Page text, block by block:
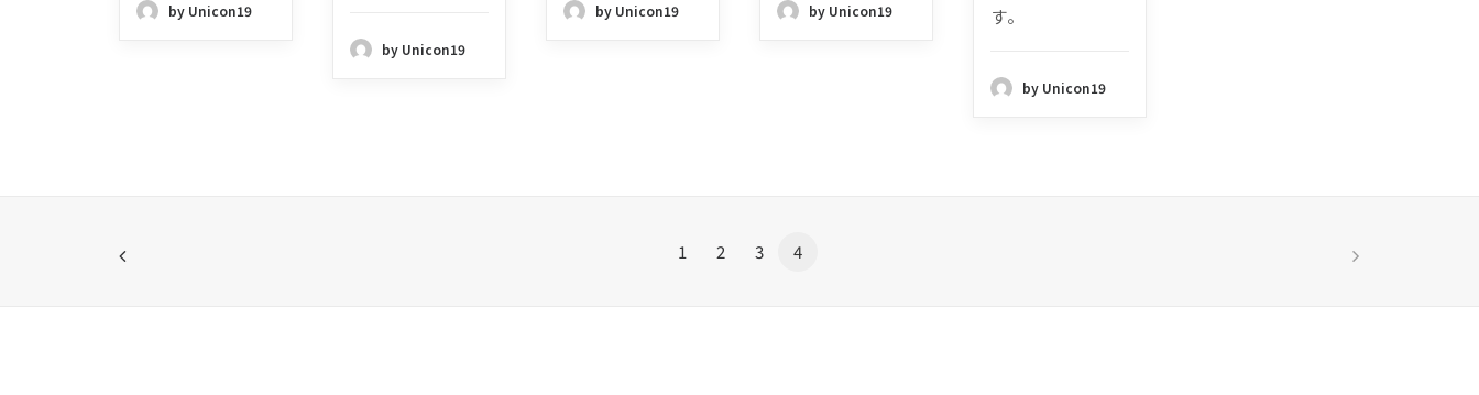
by Unicon19
by Unicon19
by Unicon19 by Unicon19
す。
by Unicon19
1 2 3 4